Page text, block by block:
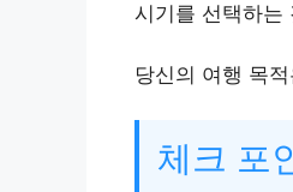
시기를 선택하는
당신의 여행 목
체크 포